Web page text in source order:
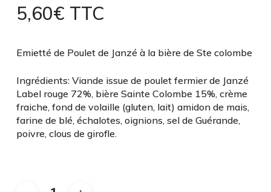
5,60€ TTC
Emietté de Poulet de Janzé à la bière de Ste colombe
Ingrédients: Viande issue de poulet fermier de Janzé
Label rouge 72%, bière Sainte Colombe 15%, crème
fraiche, fond de volaille (gluten, lait) amidon de mais,
farine de blé, échalotes, oignions, sel de Guérande,
poivre, clous de girofle.